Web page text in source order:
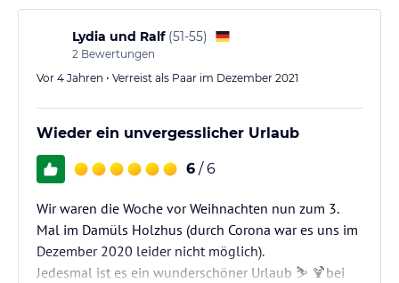
Tisch. Die Vermieter Janette und Walter K. ( Marion du
bist natürlich auch damit…
Lydia und Ralf (51-55)
2 Bewertungen
Vor 4 Jahren • Verreist als Paar im Dezember 2021
Wieder ein unvergesslicher Urlaub
6 / 6
Wir waren die Woche vor Weihnachten nun zum 3.
Mal im Damüls Holzhus (durch Corona war es uns im
Dezember 2020 leider nicht möglich).
Jedesmal ist es ein wunderschöner Urlaub ⛷ 🍹bei